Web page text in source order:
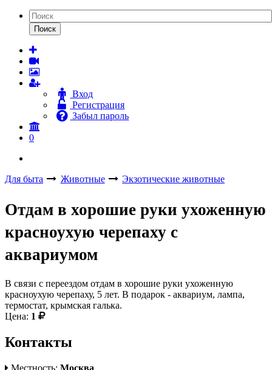
Поиск
Вход
Регистрация
Забыл пароль
0
Для быта Животные Экзотические животные
Отдам в хорошие руки ухоженную
красноухую черепаху с
аквариумом
В связи с переездом отдам в хорошие руки ухоженную
красноухую черепаху, 5 лет. В подарок - аквариум, лампа,
термостат, крымская галька.
Цена: 1
Контакты
Местность: Москва